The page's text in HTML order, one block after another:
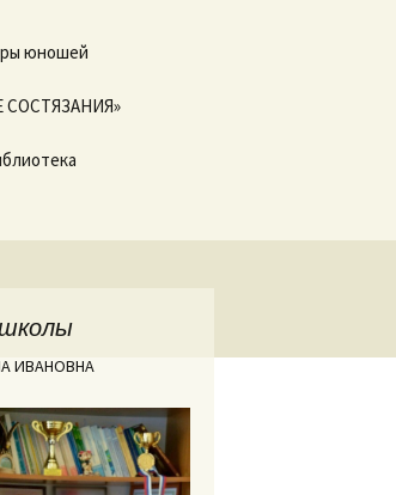
юношей
СОСТЯЗАНИЯ»
ИВАНОВНА